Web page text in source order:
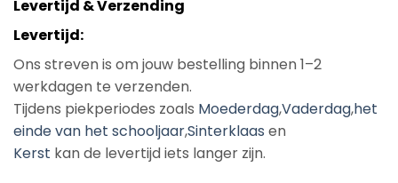
Levertijd & Verzending
Levertijd:
Ons streven is om jouw bestelling binnen 1–2
werkdagen te verzenden.
Tijdens piekperiodes zoals Moederdag,Vaderdag,het
einde van het schooljaar,Sinterklaas en
Kerst kan de levertijd iets langer zijn.